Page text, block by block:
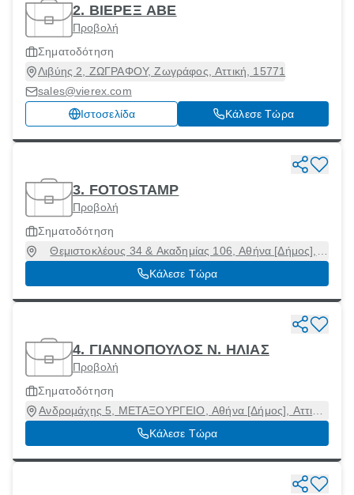
2. ΒΙΕΡΕΞ ΑΒΕ
Προβολή
Σηματοδότηση
Λιβύης 2, ΖΩΓΡΑΦΟΥ, Ζωγράφος, Αττική, 15771
sales@vierex.com
Ιστοσελίδα
Κάλεσε Τώρα
3. FOTOSTAMP
Προβολή
Σηματοδότηση
Θεμιστοκλέους 34 & Ακαδημίας 106, Αθήνα [Δήμος],
Αττική
Κάλεσε Τώρα
4. ΓΙΑΝΝΟΠΟΥΛΟΣ Ν. ΗΛΙΑΣ
Προβολή
Σηματοδότηση
Ανδρομάχης 5, ΜΕΤΑΞΟΥΡΓΕΙΟ, Αθήνα [Δήμος], Αττική,
10437
Κάλεσε Τώρα